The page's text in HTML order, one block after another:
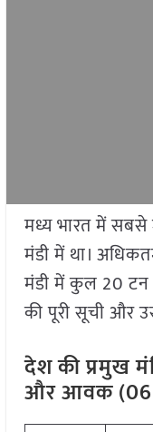
मध्य भारत में सबसे
मंडी में था।
मंडी में कुल 20 टन
की पूरी सूची और
देश की प्रमुख
और आवक (06